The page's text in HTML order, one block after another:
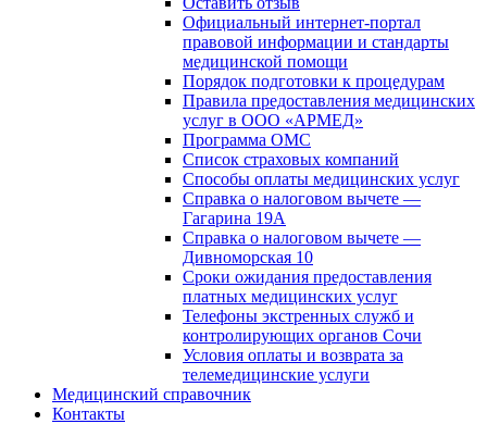
Официальный интернет-портал
правовой информации и стандарты
медицинской помощи
Порядок подготовки к процедурам
Правила предоставления медицинских
услуг в ООО «АРМЕД»
Программа ОМС
Список страховых компаний
Способы оплаты медицинских услуг
Справка о налоговом вычете —
Гагарина 19А
Справка о налоговом вычете —
Дивноморская 10
Сроки ожидания предоставления
платных медицинских услуг
Телефоны экстренных служб и
контролирующих органов Сочи
Условия оплаты и возврата за
телемедицинские услуги
Медицинский справочник
Контакты